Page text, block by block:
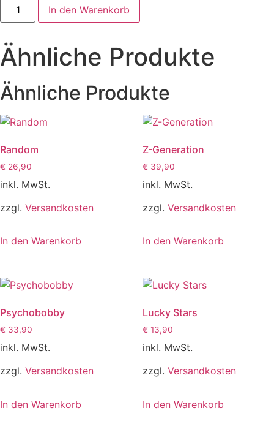
Menge
In den Warenkorb
Ähnliche Produkte
Ähnliche Produkte
Random
€ 26,90
inkl. MwSt.
zzgl. Versandkosten
In den Warenkorb
Z-Generation
€ 39,90
inkl. MwSt.
zzgl. Versandkosten
In den Warenkorb
Psychobobby
€ 33,90
inkl. MwSt.
zzgl. Versandkosten
In den Warenkorb
Lucky Stars
€ 13,90
inkl. MwSt.
zzgl. Versandkosten
In den Warenkorb